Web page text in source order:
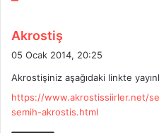
Akrostiş
k
i
05 Ocak 2014, 20:25
Akrostişiniz aşağıdaki linkte
https://www.akrostissiirler.net/
semih-akrostis.html